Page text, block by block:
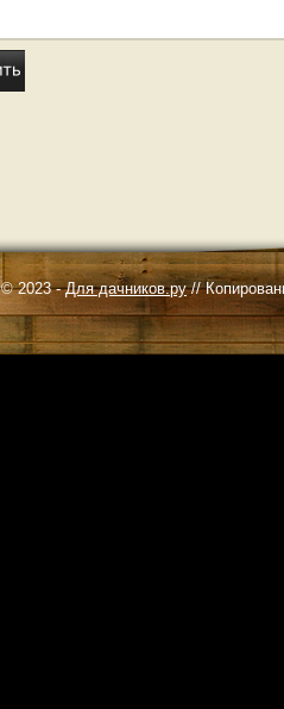
© 2023 -Для дачников.ру//